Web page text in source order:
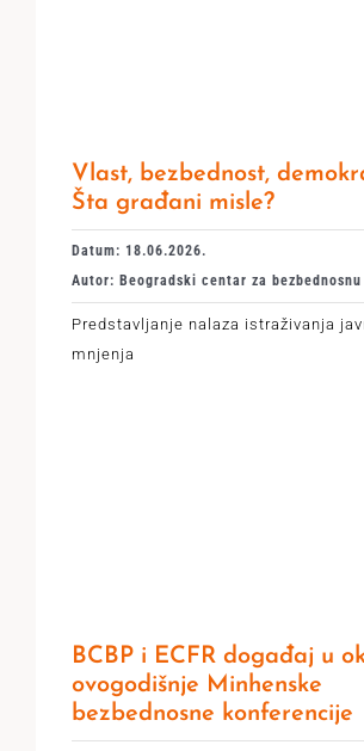
Vlast, bezbednost,
Šta građani misle?
Datum: 18.06.2026.
Autor: Beogradski centar za
Predstavljanje nalaza istraživanja
mnjenja
BCBP i ECFR događaj u
ovogodišnje Minhenske
bezbednosne konferencije